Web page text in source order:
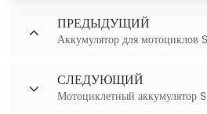
ПРЕДЫДУЩИЙ
Аккумулятор для
СЛЕДУЮЩИЙ
Мотоциклетный аккумулятор